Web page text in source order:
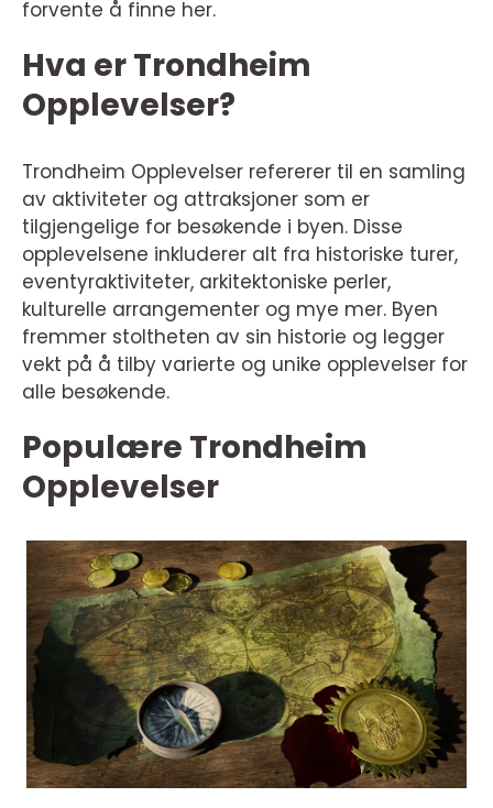
forvente å finne her.
Hva er Trondheim
Opplevelser?
Trondheim Opplevelser refererer til en samling
av aktiviteter og attraksjoner som er
tilgjengelige for besøkende i byen. Disse
opplevelsene inkluderer alt fra historiske turer,
eventyraktiviteter, arkitektoniske perler,
kulturelle arrangementer og mye mer. Byen
fremmer stoltheten av sin historie og legger
vekt på å tilby varierte og unike opplevelser for
alle besøkende.
Populære Trondheim
Opplevelser